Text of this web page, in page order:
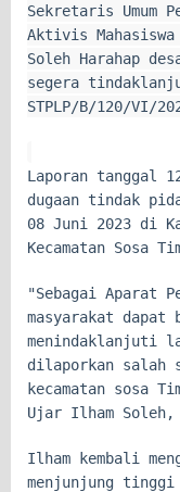
Sekretaris Umum
Aktivis Mahasiswa
Soleh Harahap
segera
STPLP/B/120/VI/
Laporan tanggal
dugaan tindak
08 Juni 2023 di
Kecamatan Sosa
"Sebagai Aparat
masyarakat
menindaklanjuti
dilaporkan salah
kecamatan sosa
Ujar Ilham
Ilham kembali
menjunjung